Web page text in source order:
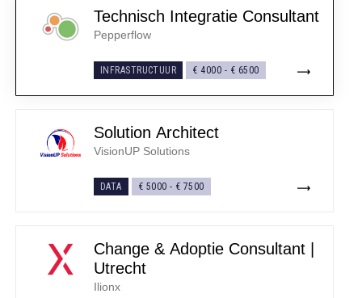
Technisch Integratie Consultant
Pepperflow
INFRASTRUCTUUR € 4000 - € 6500
Solution Architect
VisionUP Solutions
DATA € 5000 - € 7500
Change & Adoptie Consultant |
Utrecht
Ilionx